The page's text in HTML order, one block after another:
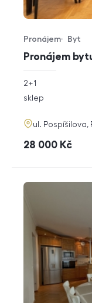
Pronájem
Typ nabídky
Pronájem
Typ nemovitosti
Byt
rozměry
2+1
funkce
sklep
adresa
ul. Pospíšilova,
cena
28 000 Kč